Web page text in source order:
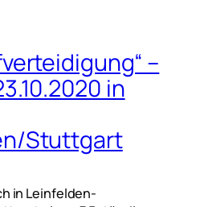
–
in
Stuttgart
in Leinfelden-